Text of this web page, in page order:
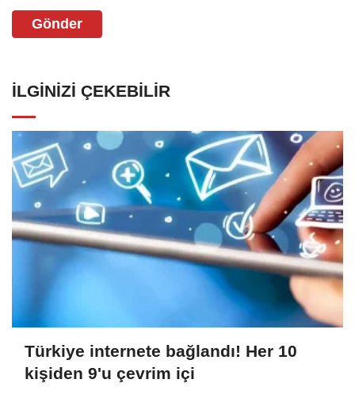
Gönder
İLGINIZI ÇEKEBILIR
Türkiye internete bağlandı! Her 10
kişiden 9'u çevrim içi